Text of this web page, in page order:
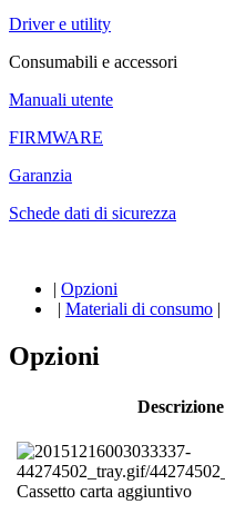
Driver e utility
Consumabili e accessori
Manuali utente
FIRMWARE
Garanzia
Schede dati di sicurezza
| Opzioni
| Materiali di consumo |
Opzioni
Descrizione
Cassetto carta aggiuntivo